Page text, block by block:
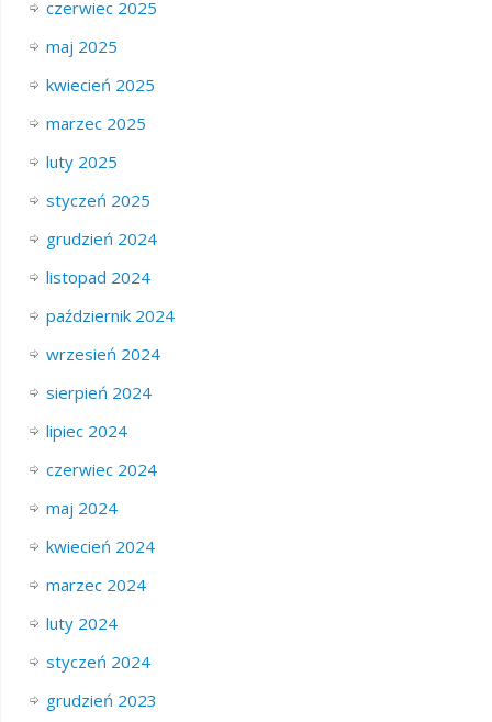
czerwiec 2025
maj 2025
kwiecień 2025
marzec 2025
luty 2025
styczeń 2025
grudzień 2024
listopad 2024
październik 2024
wrzesień 2024
sierpień 2024
lipiec 2024
czerwiec 2024
maj 2024
kwiecień 2024
marzec 2024
luty 2024
styczeń 2024
grudzień 2023